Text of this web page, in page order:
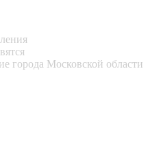
города Московской области